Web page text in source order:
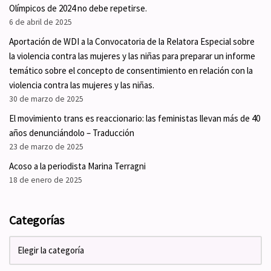
Olímpicos de 2024 no debe repetirse.
6 de abril de 2025
Aportación de WDI a la Convocatoria de la Relatora Especial sobre
la violencia contra las mujeres y las niñas para preparar un informe
temático sobre el concepto de consentimiento en relación con la
violencia contra las mujeres y las niñas.
30 de marzo de 2025
El movimiento trans es reaccionario: las feministas llevan más de 40
años denunciándolo – Traducción
23 de marzo de 2025
Acoso a la periodista Marina Terragni
18 de enero de 2025
Categorías